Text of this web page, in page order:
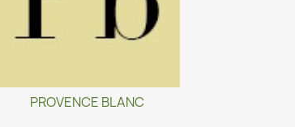
PROVENCE BLANC